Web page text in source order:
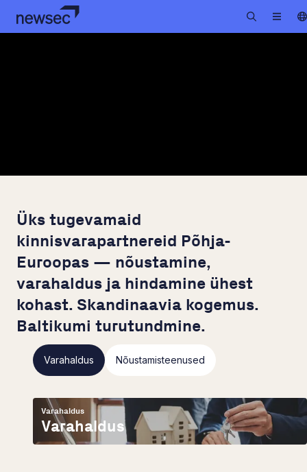
Üks tugevamaid
kinnisvarapartnereid Põhja-
Euroopas — nõustamine,
varahaldus ja hindamine ühest
kohast. Skandinaavia kogemus.
Baltikumi turutundmine.
Varahaldus Nõustamisteenused
Varahaldus
Varahaldus